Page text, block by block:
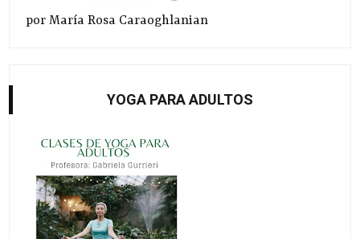
por María Rosa Caraoghlanian
YOGA PARA ADULTOS